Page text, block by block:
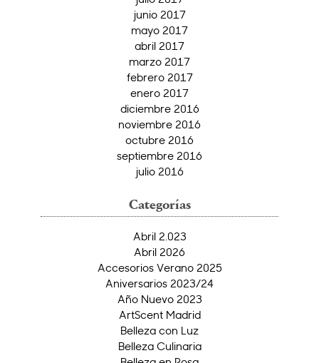
junio 2017
mayo 2017
abril 2017
marzo 2017
febrero 2017
enero 2017
diciembre 2016
noviembre 2016
octubre 2016
septiembre 2016
julio 2016
Categorías
Abril 2.023
Abril 2026
Accesorios Verano 2025
Aniversarios 2023/24
Año Nuevo 2023
ArtScent Madrid
Belleza con Luz
Belleza Culinaria